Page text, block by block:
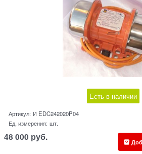
Есть в наличии
Артикул: И EDC242020P04
Ед. измерения: шт.
48 000 руб.